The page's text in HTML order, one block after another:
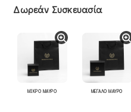
Δωρεάν Συσκευασία
ΜΙΚΡΟ ΜΑΥΡΟ ΜΕΓΑΛΟ ΜΑΥΡΟ